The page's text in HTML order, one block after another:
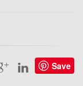
Save